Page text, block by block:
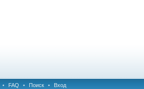
• FAQ • Поиск • Вход